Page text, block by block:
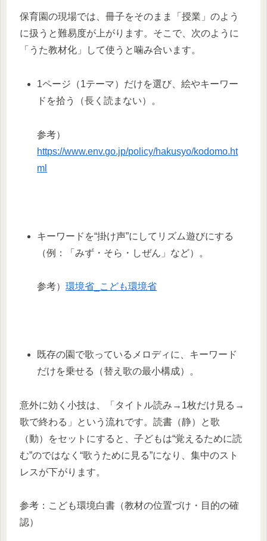
保育園の現場では、冊子をそのまま「授業」のよう
に扱うと難易度が上がります。そこで、次のように
「うた教材化」して使うと噛み合います。
1ページ（1テーマ）だけを選び、絵やキーワー
ドを拾う（長く読まない）。
参考）
https://www.env.go.jp/policy/hakusyo/kodomo.ht
ml
キーワードを“掛け声”にしてリズム遊びにする
（例：「みず・そら・しぜん」など）。
参考）環境省_こども環境省
既存の園で歌っているメロディに、キーワード
だけを乗せる（替え歌の最小構成）。
意外に効く小技は、「タイトル読み→1枚だけ見る→
歌で終わる」という流れです。読書（静）と歌
（動）をセットにすると、子どもは“覚えるために読
む”のではなく“歌うために見る”になり、集中のスト
レスが下がります。
参考：こども環境白書（教材の位置づけ・目的の確
認）